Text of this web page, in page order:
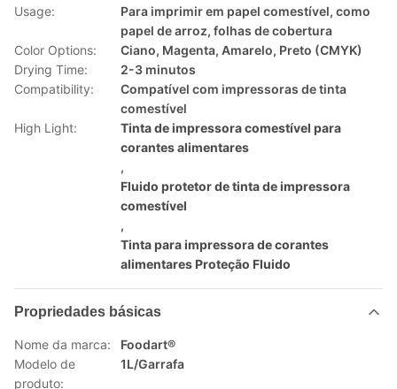
Usage:
Para imprimir em papel comestível, como
papel de arroz, folhas de cobertura
Color Options:
Ciano, Magenta, Amarelo, Preto (CMYK)
Drying Time:
2-3 minutos
Compatibility:
Compatível com impressoras de tinta
comestível
High Light:
Tinta de impressora comestível para
corantes alimentares
,
Fluido protetor de tinta de impressora
comestível
,
Tinta para impressora de corantes
alimentares Proteção Fluido
Propriedades básicas
Nome da marca:
Foodart®
Modelo de
produto:
1L/Garrafa